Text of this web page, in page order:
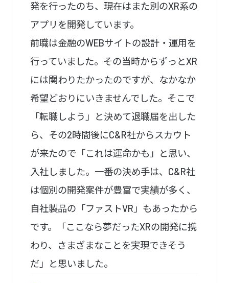
発を行ったのち、現在はまた別のXR系の
アプリを開発しています。
前職は金融のWEBサイトの設計・運用を
行っていました。その当時からずっとXR
には関わりたかったのですが、なかなか
希望どおりにいきませんでした。そこで
「転職しよう」と決めて退職届を出した
ら、その2時間後にC&R社からスカウト
が来たので「これは運命かも」と思い、
入社しました。一番の決め手は、C&R社
は個別の開発案件が豊富で実績が多く、
自社製品の「ファストVR」もあったから
です。「ここなら夢だったXRの開発に携
わり、さまざまなことを実現できそう
だ」と思いました。